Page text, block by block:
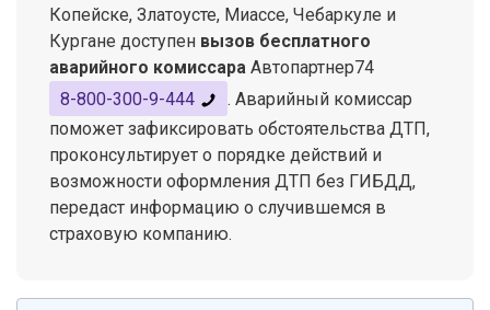
Копейске, Златоусте, Миассе, Чебаркуле и
Кургане доступен вызов бесплатного
аварийного комиссара Автопартнер74
8-800-300-9-444
. Аварийный комиссар
поможет зафиксировать обстоятельства ДТП,
проконсультирует о порядке действий и
возможности оформления ДТП без ГИБДД,
передаст информацию о случившемся в
страховую компанию.